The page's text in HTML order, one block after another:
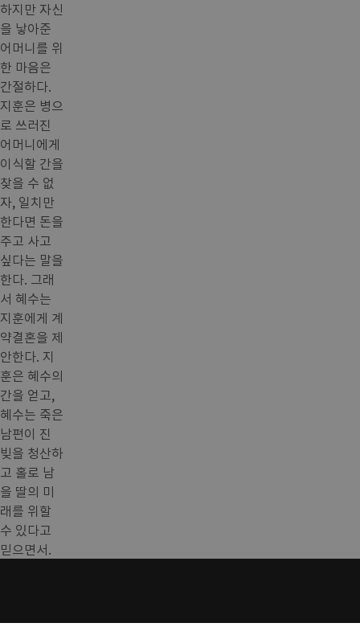
하지만 자신
을 낳아준
어머니를 위
한 마음은
간절하다.
지훈은 병으
로 쓰러진
어머니에게
이식할 간을
찾을 수 없
자, 일치만
한다면 돈을
주고 사고
싶다는 말을
한다. 그래
서 혜수는
지훈에게 계
약결혼을 제
안한다. 지
훈은 혜수의
간을 얻고,
혜수는 죽은
남편이 진
빚을 청산하
고 홀로 남
을 딸의 미
래를 위할
수 있다고
믿으면서.